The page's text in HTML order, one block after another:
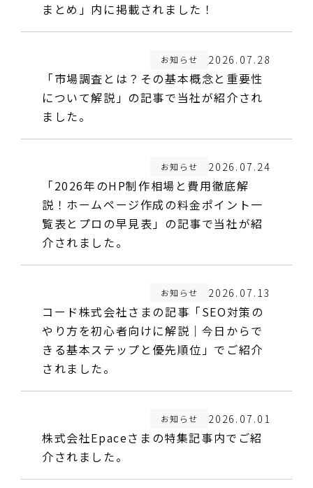
まとめ」内に掲載されました！
2026.07.28
お知らせ
「市場調査とは？その基本概念と重要性
について解説」の記事で当社が紹介され
ました。
2026.07.24
お知らせ
「2026年のHP制作相場と費用徹底解
説！ホームページ作成の料金ポイント一
覧表とプロの早見表」の記事で当社が紹
介されました。
2026.07.13
お知らせ
コード株式会社さまの記事「SEO対策の
やり方を初心者向けに解説｜今日からで
きる基本ステップと優先順位」でご紹介
されました。
2026.07.01
お知らせ
株式会社Epaceさまの特集記事内でご紹
介されました。